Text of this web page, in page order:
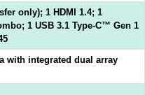
only); 1 HDMI 1.4; 1
1 USB 3.1 Type-C™ Gen 1
with integrated dual array